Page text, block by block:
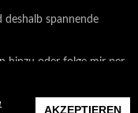
AKZEPTIEREN
deshalb spannende
hinzu oder folge mir per